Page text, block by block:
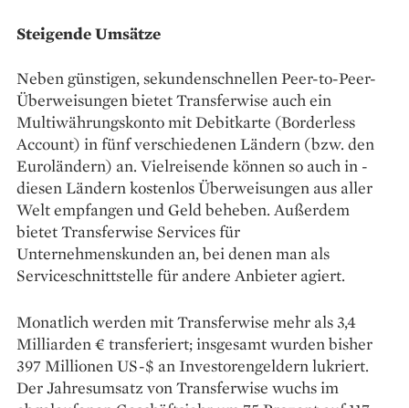
Steigende Umsätze
Neben günstigen, sekundenschnellen Peer-to-Peer-
Überweisungen bietet Transferwise auch ein
Multiwährungskonto mit Debit­karte (Borderless
Account) in fünf verschiedenen Ländern (bzw. den
Euro­ländern) an. Vielreisende können so auch in ­
diesen Ländern kostenlos Überweisungen aus aller
Welt empfangen und Geld beheben. Außerdem
bietet Transferwise Services für
Unternehmenskunden an, bei denen man als
Serviceschnittstelle für andere Anbieter agiert.
Monatlich werden mit Transferwise mehr als 3,4
Milliarden € transferiert; insgesamt wurden bisher
397 Millionen US-$ an Investorengeldern lukriert.
Der Jahresumsatz von Transferwise wuchs im